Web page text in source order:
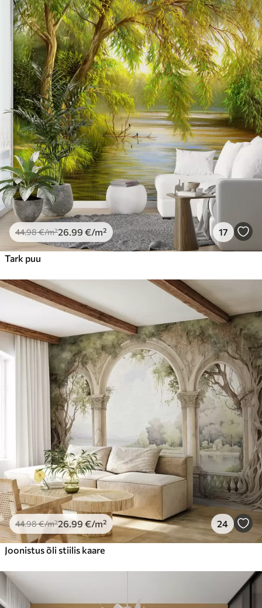
44.98€/m²26 .99 €/m² 17
Tark puu
44.98€/m²26.99 €/m² 24
Joonistus õli stiilis kaare